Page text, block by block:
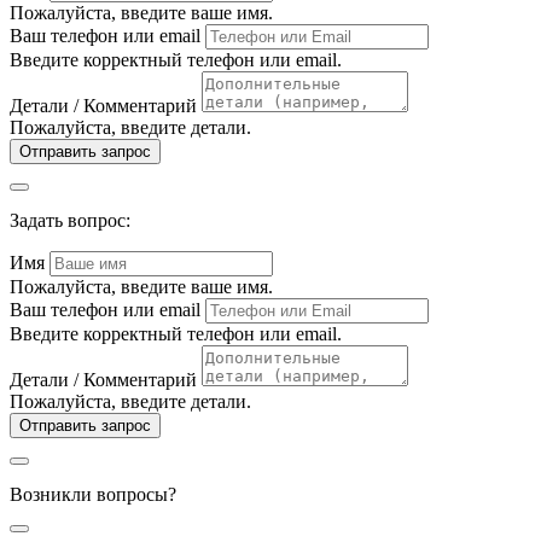
Пожалуйста, введите ваше имя.
Ваш телефон или email
Введите корректный телефон или email.
Детали / Комментарий
Пожалуйста, введите детали.
Отправить запрос
Задать вопрос:
Имя
Пожалуйста, введите ваше имя.
Ваш телефон или email
Введите корректный телефон или email.
Детали / Комментарий
Пожалуйста, введите детали.
Отправить запрос
Возникли вопросы?